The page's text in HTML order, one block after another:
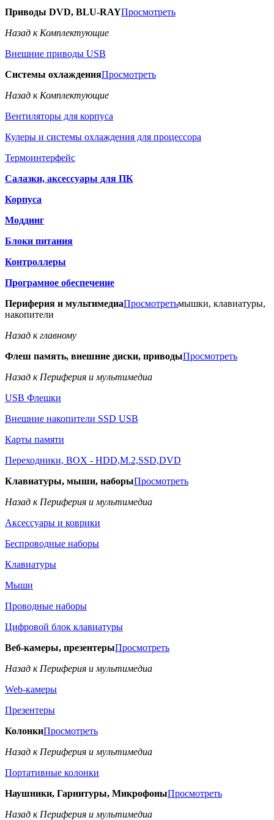
Приводы DVD, BLU-RAYПросмотреть
Назад к Комплектующие
Внешние приводы USB
Системы охлажденияПросмотреть
Назад к Комплектующие
Вентиляторы для корпуса
Кулеры и системы охлаждения для процессора
Термоинтерфейс
Салазки, аксессуары для ПК
Корпуса
Моддинг
Блоки питания
Контроллеры
Програмное обеспечение
Периферия и мультимедиаПросмотретьмышки, клавиатуры,
накопители
Назад к главному
Флеш память, внешние диски, приводыПросмотреть
Назад к Периферия и мультимедиа
USB Флешки
Внешние накопители SSD USB
Карты памяти
Переходники, BOX - HDD,M.2,SSD,DVD
Клавиатуры, мыши, наборыПросмотреть
Назад к Периферия и мультимедиа
Аксессуары и коврики
Беспроводные наборы
Клавиатуры
Мыши
Проводные наборы
Цифровой блок клавиатуры
Веб-камеры, презентерыПросмотреть
Назад к Периферия и мультимедиа
Web-камеры
Презентеры
КолонкиПросмотреть
Назад к Периферия и мультимедиа
Портативные колонки
Наушники, Гарнитуры, МикрофоныПросмотреть
Назад к Периферия и мультимедиа